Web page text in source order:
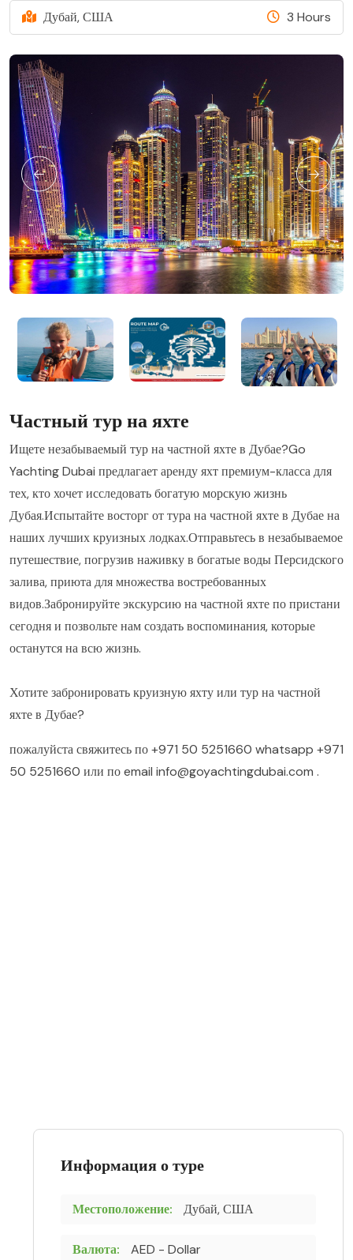
Дубай, США 3 Hours
Частный тур на яхте
Ищете незабываемый тур на частной яхте в Дубае?Go
Yachting Dubai предлагает аренду яхт премиум-класса для
тех, кто хочет исследовать богатую морскую жизнь
Дубая.Испытайте восторг от тура на частной яхте в Дубае на
наших лучших круизных лодках.Отправьтесь в незабываемое
путешествие, погрузив наживку в богатые воды Персидского
залива, приюта для множества востребованных
видов.Забронируйте экскурсию на частной яхте по пристани
сегодня и позвольте нам создать воспоминания, которые
останутся на всю жизнь.
Хотите забронировать круизную яхту или тур на частной
яхте в Дубае?
пожалуйста свяжитесь по+971 50 5251660 whatsapp +971
50 5251660 или по email info@goyachtingdubai.com .
Информация о туре
Местоположение: Дубай, США
Валюта: AED - Dollar